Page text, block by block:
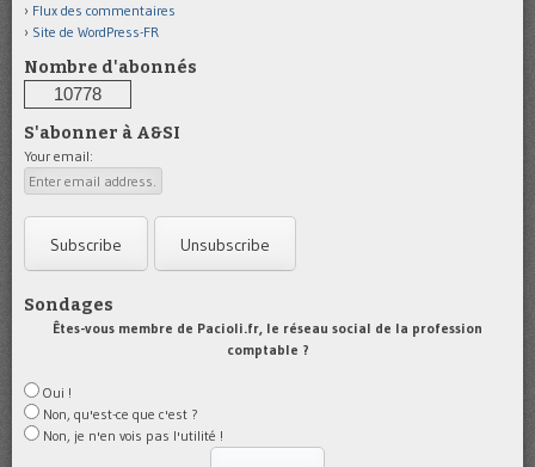
Flux des commentaires
Site de WordPress-FR
Nombre d'abonnés
10778
S'abonner à A&SI
Your email:
Sondages
Êtes-vous membre de Pacioli.fr, le réseau social de la profession
comptable ?
Oui !
Non, qu'est-ce que c'est ?
Non, je n'en vois pas l'utilité !